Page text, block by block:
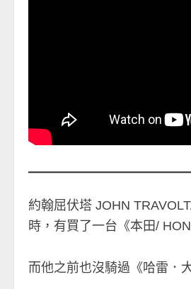
約翰屈伏塔 JOHN
時，有買了一台《本田/
而他之前也沒騎過《哈雷．